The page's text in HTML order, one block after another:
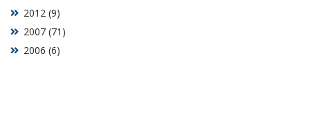
2006 (6)
2007 (71)
2012 (9)